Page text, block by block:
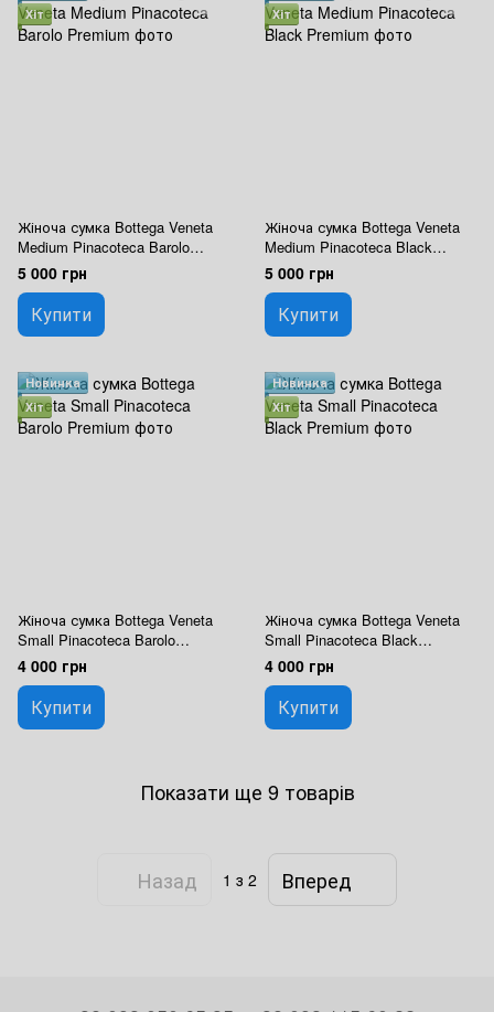
Хіт
Жіноча сумка Bottega Veneta
Medium Pinacoteca Barolo
Premium
5 000 грн
Купити
Хіт
Жіноча сумка Bottega Veneta
Medium Pinacoteca Black
Premium
5 000 грн
Купити
Новинка
Хіт
Жіноча сумка Bottega Veneta
Small Pinacoteca Barolo
Premium
4 000 грн
Купити
Новинка
Хіт
Жіноча сумка Bottega Veneta
Small Pinacoteca Black
Premium
4 000 грн
Купити
Показати ще 9 товарів
Назад 1 з 2 Вперед